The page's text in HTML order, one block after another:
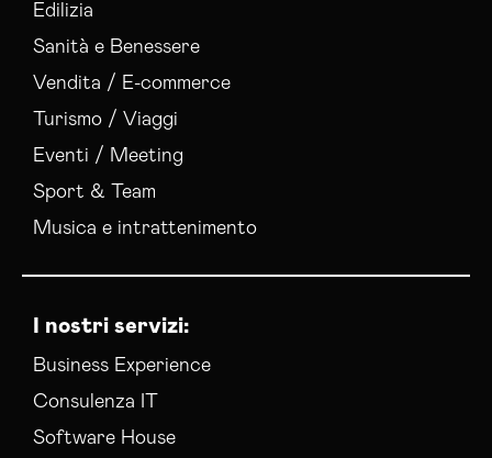
Edilizia
Sanità e Benessere
Vendita / E-commerce
Turismo / Viaggi
Eventi / Meeting
Sport & Team
Musica e intrattenimento
I nostri servizi:
Business Experience
Consulenza IT
Software House